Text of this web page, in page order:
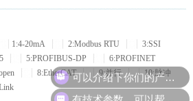
1:4-20mA 2:Modbus RTU
3:SSI
5:PROFIBUS-DP
6:PROFINET
8:EtherCAT 9:并行
10:脉冲
可以介绍下你们的产品么？